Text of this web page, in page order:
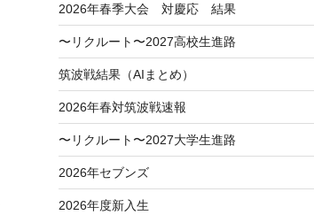
2026年春季大会 対慶応 結果
〜リクルート〜2027高校生進路
筑波戦結果（AIまとめ）
2026年春対筑波戦速報
〜リクルート〜2027大学生進路
2026年セブンズ
2026年度新入生